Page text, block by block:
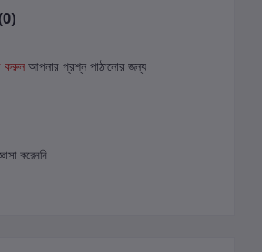
করুন আপনার প্রশ্ন পাঠানোর জন্য
করেননি